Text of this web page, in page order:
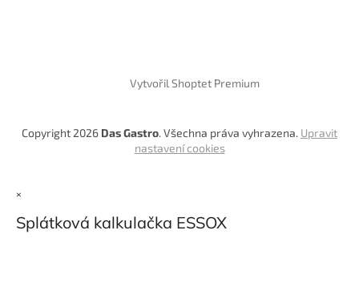
Vytvořil Shoptet Premium
Copyright 2026 Das Gastro. Všechna práva vyhrazena. Upravit
nastavení cookies
×
Splátková kalkulačka ESSOX